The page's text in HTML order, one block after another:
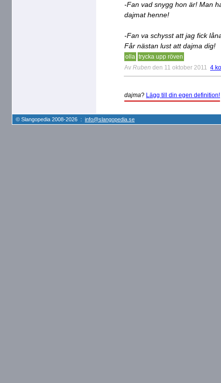
-Fan vad snygg hon är! Man
dajmat henne!
-Fan va schysst att jag fick
Får nästan lust att dajma dig!
olla trycka upp röven
Av Ruben den 11 oktober 2011 4
dajma? Lägg till din egen definition!
© Slangopedia 2008-2026 : info@slangopedia.se